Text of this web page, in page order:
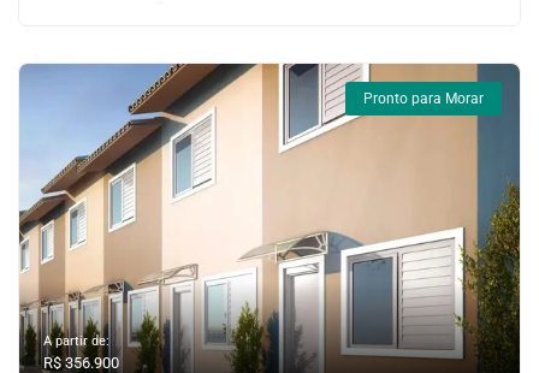
Pronto para Morar
A partir de:
R$ 356.900